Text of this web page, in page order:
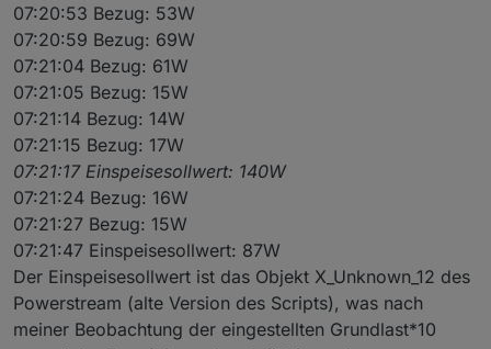
07:20:53 Bezug: 53W
07:20:59 Bezug: 69W
07:21:04 Bezug: 61W
07:21:05 Bezug: 15W
07:21:14 Bezug: 14W
07:21:15 Bezug: 17W
07:21:17 Einspeisesollwert: 140W
07:21:24 Bezug: 16W
07:21:27 Bezug: 15W
07:21:47 Einspeisesollwert: 87W
Der Einspeisesollwert ist das Objekt X_Unknown_12 des
Powerstream (alte Version des Scripts), was nach
meiner Beobachtung der eingestellten Grundlast*10